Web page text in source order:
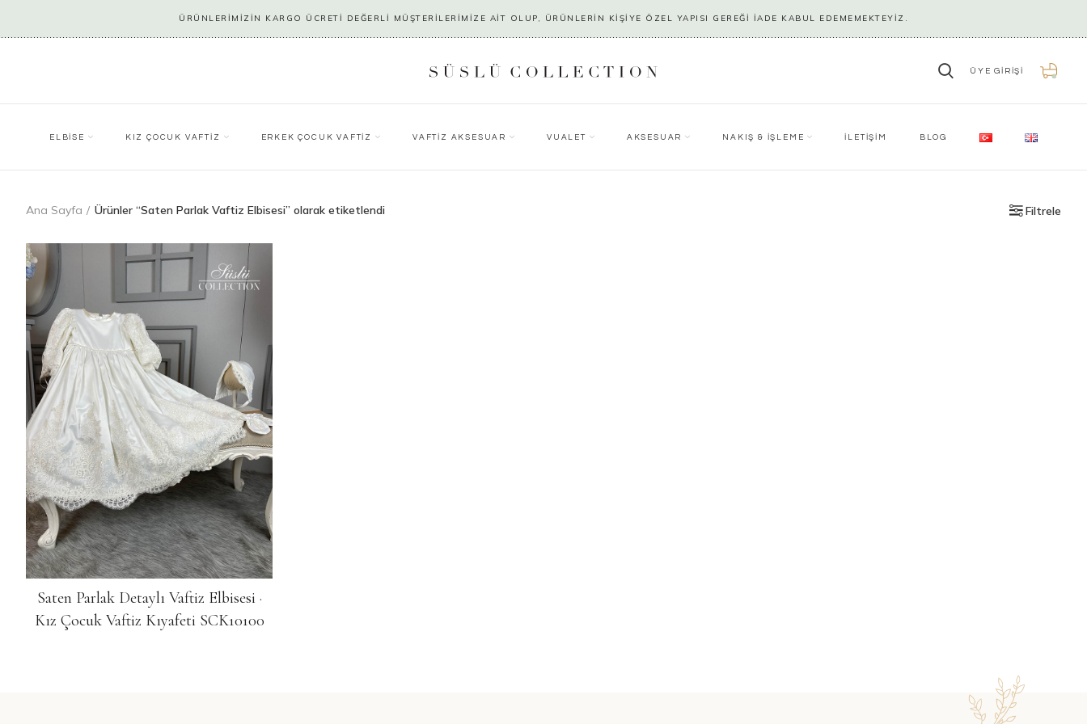
ÜRÜNLERİMİZİN KARGO ÜCRETİ DEĞERLİ MÜŞTERİLERİMİZE AİT OLUP, ÜRÜNLERİN KİŞİYE ÖZEL YAPISI GEREĞİ İADE KABUL EDEMEMEKTEYİZ.
ÜYE GIRIŞI
0
ELBİSE KIZ ÇOCUK VAFTİZ ERKEK ÇOCUK VAFTİZ VAFTİZ AKSESUAR VUALET AKSESUAR NAKIŞ & İŞLEME İLETİŞİM BLOG
Ana Sayfa Ürünler “Saten Parlak Vaftiz Elbisesi” olarak etiketlendi Filtrele
Saten Parlak Detaylı Vaftiz Elbisesi ·
Kız Çocuk Vaftiz Kıyafeti SCK10100